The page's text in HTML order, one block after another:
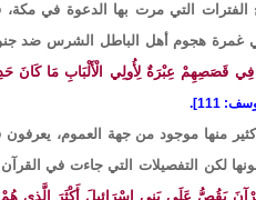
التي مرت بها الدعوة في مكة،
غمرة هجوم أهل الباطل الشرس ضد
قَصَصِهِمْ عِبْرَةٌ لِأُولِي الْأَلْبَابِ مَا كَانَ
111].
منها موجود من جهة العموم،
لكن التفصيلات التي جاءت في القرآن
يَقُصُّ عَلَى بَنِي إِسْرَائِيلَ أَكْثَرَ الَّذِي هُمْ